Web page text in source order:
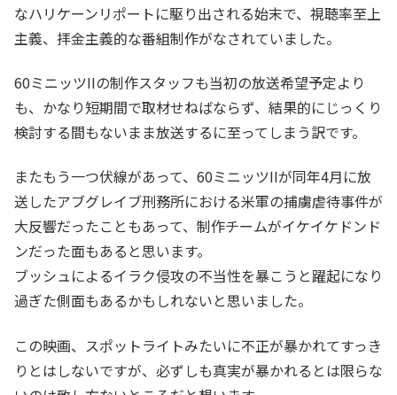
なハリケーンリポートに駆り出される始末で、視聴率至上
主義、拝金主義的な番組制作がなされていました。
60ミニッツIIの制作スタッフも当初の放送希望予定より
も、かなり短期間で取材せねばならず、結果的にじっくり
検討する間もないまま放送するに至ってしまう訳です。
またもう一つ伏線があって、60ミニッツIIが同年4月に放
送したアブグレイブ刑務所における米軍の捕虜虐待事件が
大反響だったこともあって、制作チームがイケイケドンド
ンだった面もあると思います。
ブッシュによるイラク侵攻の不当性を暴こうと躍起になり
過ぎた側面もあるかもしれないと思いました。
この映画、スポットライトみたいに不正が暴かれてすっき
りとはしないですが、必ずしも真実が暴かれるとは限らな